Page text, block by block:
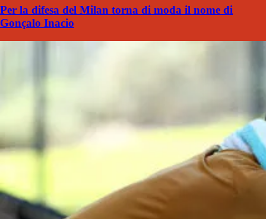
Per la difesa del Milan torna di moda il nome di
Gonçalo Inacio